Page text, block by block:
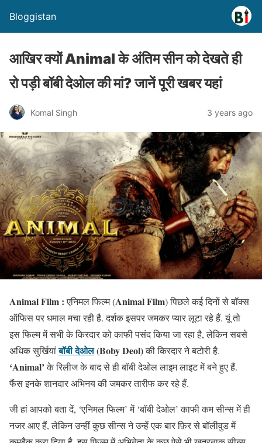
Bloggistan
आखिर क्यों Animal के अंतिम सीन को देखते ही
रो पड़ी बॉबी देओल की मां? जानें पूरी खबर यहां
Komal Singh 3 years ago
Animal Film :एनिमल फिल्म (Animal Film) पिछले कई दिनों से बॉक्स
ऑफिस पर धमाल मचा रही है. दर्शक इसपर जमकर प्यार लूटा रहे हैं. यूं तो
इस फिल्म में सभी के किरदार को काफी पसंद किया जा रहा है, लेकिन सबसे
अधिक सुर्खियांबॉबी देओल(Boby Deol)की किरदार ने बटोरी है.
‘Animal’के रिलीज के बाद से ही बॉबी देओल लाइम लाइट में बने हुए हैं.
फैंस इनके शानदार अभिनय की जमकर तारीफ कर रहे हैं.
जी हां आपको बता दें, ‘एनिमल फिल्म’ में ‘बॉबी देओल’ काफी कम सीन्स में ही
नजर आए हैं, लेकिन उन्हीं कुछ सीन्स ने उन्हें एक बार फ़िर से बॉलीवुड में